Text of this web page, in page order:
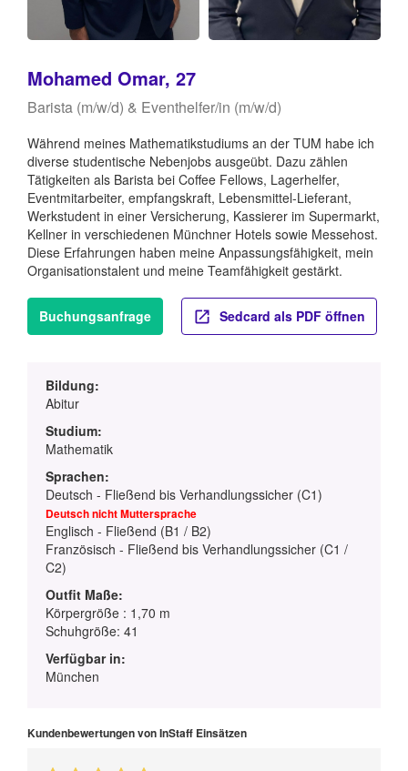
Mohamed Omar, 27
Barista (m/w/d) & Eventhelfer/in (m/w/d)
Während meines Mathematikstudiums an der TUM habe ich
diverse studentische Nebenjobs ausgeübt. Dazu zählen
Tätigkeiten als Barista bei Coffee Fellows, Lagerhelfer,
Eventmitarbeiter, empfangskraft, Lebensmittel-Lieferant,
Werkstudent in einer Versicherung, Kassierer im Supermarkt,
Kellner in verschiedenen Münchner Hotels sowie Messehost.
Diese Erfahrungen haben meine Anpassungsfähigkeit, mein
Organisationstalent und meine Teamfähigkeit gestärkt.
Buchungsanfrage Sedcard als PDF öffnen
Bildung:
Abitur
Studium:
Mathematik
Sprachen:
Deutsch - Fließend bis Verhandlungssicher (C1)
Deutsch nicht Muttersprache
Englisch - Fließend (B1 / B2)
Französisch - Fließend bis Verhandlungssicher (C1 /
C2)
Outfit Maße:
Körpergröße : 1,70 m
Schuhgröße: 41
Verfügbar in:
München
Kundenbewertungen von InStaff Einsätzen